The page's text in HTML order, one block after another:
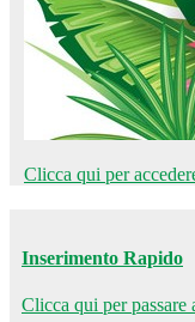
Clicca qui per
Inserimento Rapido
Clicca qui per passare